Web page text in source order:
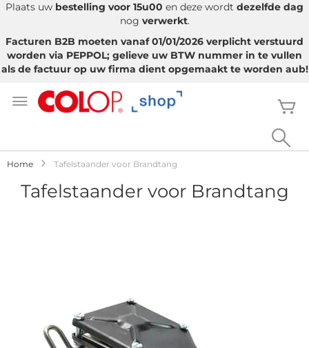
Plaats uw bestelling voor 15u00 en deze wordt dezelfde dag
nog verwerkt.
Facturen B2B moeten vanaf 01/01/2026 verplicht verstuurd
worden via PEPPOL; gelieve uw BTW nummer in te vullen
als de factuur op uw firma dient opgemaakt te worden aub!
naar
Home Tafelstaander voor Brandtang
Tafelstaander voor Brandtang
afbeeldingen-